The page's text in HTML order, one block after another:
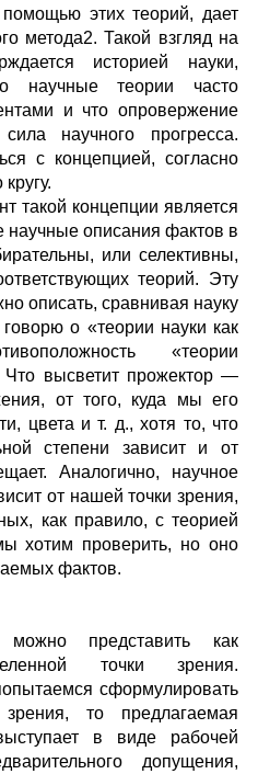
этих теорий, дает
метода2. Такой взгляд на
историей науки,
научные теории часто
и что опровержение
научного прогресса.
с концепцией, согласно
такой концепции является
описания фактов в
или селективны,
теорий. Эту
описать, сравнивая науку
о «теории науки как
«теории
Что высветит прожектор —
от того, куда мы его
цвета и т. д., хотя то, что
степени зависит и от
Аналогично, научное
от нашей точки зрения,
как правило, с теорией
хотим проверить, но оно
фактов.
представить как
точки зрения.
сформулировать
то предлагаемая
в виде рабочей
допущения,